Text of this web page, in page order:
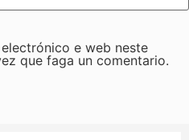
e web neste
que faga un comentario.